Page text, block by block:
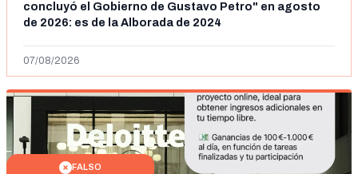
concluyó el Gobierno de Gustavo Petro" en agosto
de 2026: es de la Alborada de 2024
07/08/2026
FALSO